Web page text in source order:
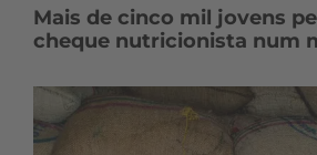
Mais de cinco mil jovens
cheque nutricionista num